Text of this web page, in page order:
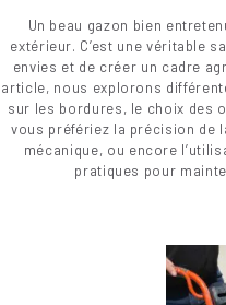
Un beau gazon bien
extérieur. C’est une véritable
envies et de créer un cadre
article, nous explorons
sur les bordures, le choix des
vous préfériez la précision de
mécanique, ou encore
pratiques pour